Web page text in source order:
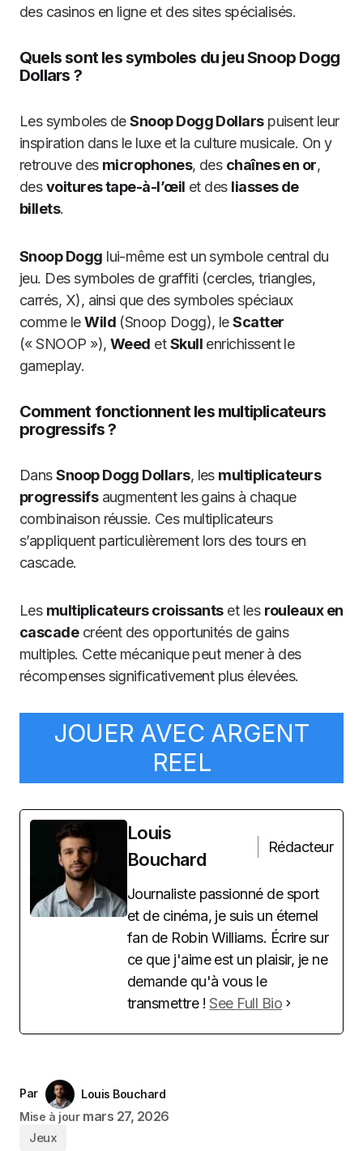
des casinos en ligne et des sites spécialisés.
Quels sont les symboles du jeu Snoop Dogg
Dollars ?
Les symboles deSnoop Dogg Dollarspuisent leur
inspiration dans le luxe et la culture musicale. On y
retrouve des microphones, des chaînes en or,
desvoitures tape-à-l’œil et des liasses de
billets.
Snoop Dogg lui-même est un symbole central du
jeu. Des symboles de graffiti (cercles, triangles,
carrés, X), ainsi que des symboles spéciaux
comme leWild(Snoop Dogg), leScatter
(« SNOOP »), Weed etSkullenrichissent le
gameplay.
Comment fonctionnent les multiplicateurs
progressifs ?
DansSnoop Dogg Dollars, les multiplicateurs
progressifsaugmentent les gains à chaque
combinaison réussie. Ces multiplicateurs
s’appliquent particulièrement lors des tours en
cascade.
Les multiplicateurs croissantset les rouleaux en
cascadecréent des opportunités de gains
multiples. Cette mécanique peut mener à des
récompenses significativement plus élevées.
JOUER AVEC ARGENT
REEL
Louis
Bouchard
Rédacteur
Journaliste passionné de sport
et de cinéma, je suis un éternel
fan de Robin Williams. Écrire sur
ce que j'aime est un plaisir, je ne
demande qu'à vous le
transmettre !See Full Bio
Par
Louis Bouchard
Mise à jour mars 27, 2026
Jeux